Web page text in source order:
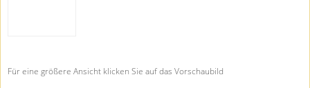
Für eine größere Ansicht klicken Sie auf das Vorschaubild